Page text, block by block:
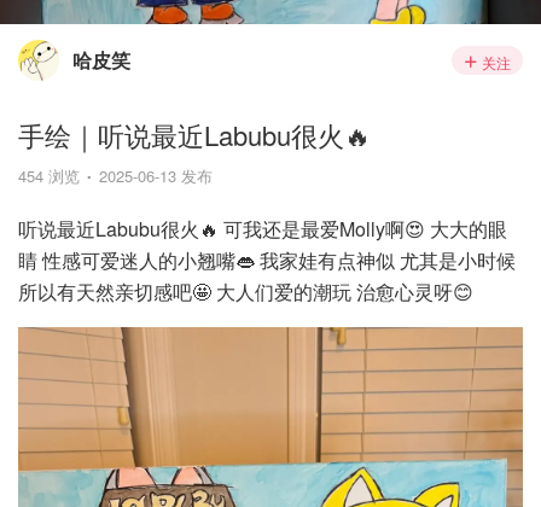
哈皮笑 关注
手绘｜听说最近Labubu很火🔥
454 浏览 2025-06-13 发布
听说最近Labubu很火🔥 可我还是最爱Molly啊😍 大大的眼
睛 性感可爱迷人的小翘嘴👄 我家娃有点神似 尤其是小时候
所以有天然亲切感吧🤩 大人们爱的潮玩 治愈心灵呀😊